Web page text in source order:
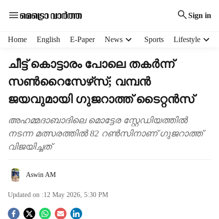
Sign in
Home English E-Paper News Sports Lifestyle
ചീട്ട് കൊട്ടാരം പോലെ തകർന്ന്
സൺറൈസേഴ്‌സ്; വമ്പൻ
ജയവുമായി ഗുജറാത്ത് ടൈറ്റൻസ്
അഹമ്മദാബാദിലെ മൊട്ടേര സ്റ്റേഡിയത്തിൽ
നടന്ന മത്സരത്തിൽ 82 റൺസിനാണ് ഗുജറാത്ത്
വിജയിച്ചത്
Aswin AM
Updated on :12 May 2026, 5:30 PM